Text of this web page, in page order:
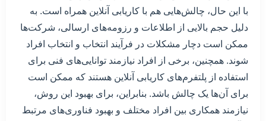
با این حال، چالش‌هایی هم با کاریابی آنلاین همراه است. به
دلیل حجم بالایی از اطلاعات و رزومه‌های ارسالی، شرکت‌ها
ممکن است دچار مشکلات در فرآیند انتخاب و انتخاب افراد
شوند. همچنین، برخی از افراد نیازمند توانایی‌های فنی برای
استفاده از پلتفرم‌های کاریابی آنلاین هستند که ممکن است
برای آن‌ها یک چالش باشد. بنابراین، برای بهبود این روش،
نیازمند همکاری بین افراد مختلف و بهبود فناوری‌های مرتبط